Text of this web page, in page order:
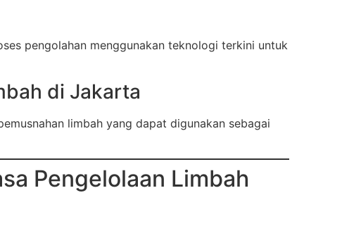
pengolahan menggunakan teknologi terkini untuk
di Jakarta
limbah yang dapat digunakan sebagai
Pengelolaan Limbah